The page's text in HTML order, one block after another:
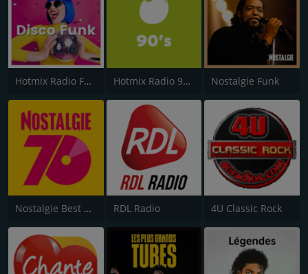
Hotmix Radio Funky Hotmix Radio 90's Nostalgie Funk
Nostalgie Best of 70s RDL Radio 4U Classic Rock